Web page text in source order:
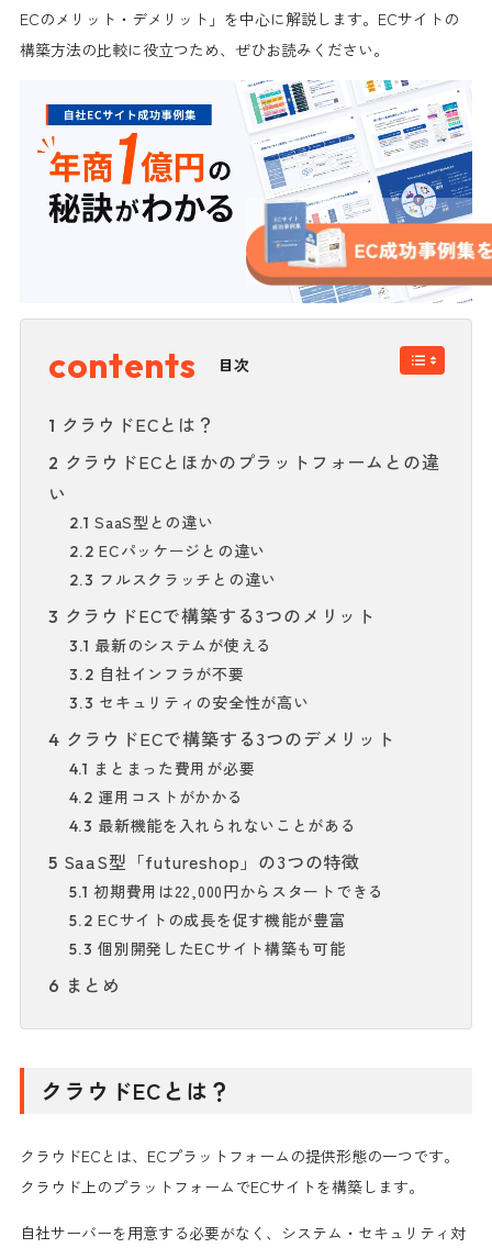
ECのメリット・デメリット」を中心に解説します。ECサイトの
構築方法の比較に役立つため、ぜひお読みください。
目次
1 クラウドECとは？
2 クラウドECとほかのプラットフォームとの違
い
2.1 SaaS型との違い
2.2 ECパッケージとの違い
2.3 フルスクラッチとの違い
3 クラウドECで構築する3つのメリット
3.1 最新のシステムが使える
3.2 自社インフラが不要
3.3 セキュリティの安全性が高い
4 クラウドECで構築する3つのデメリット
4.1 まとまった費用が必要
4.2 運用コストがかかる
4.3 最新機能を入れられないことがある
5 SaaS型「futureshop」の3つの特徴
5.1 初期費用は22,000円からスタートできる
5.2 ECサイトの成長を促す機能が豊富
5.3 個別開発したECサイト構築も可能
6 まとめ
クラウドECとは？
クラウドECとは、ECプラットフォームの提供形態の一つです。
クラウド上のプラットフォームでECサイトを構築します。
自社サーバーを用意する必要がなく、システム・セキュリティ対